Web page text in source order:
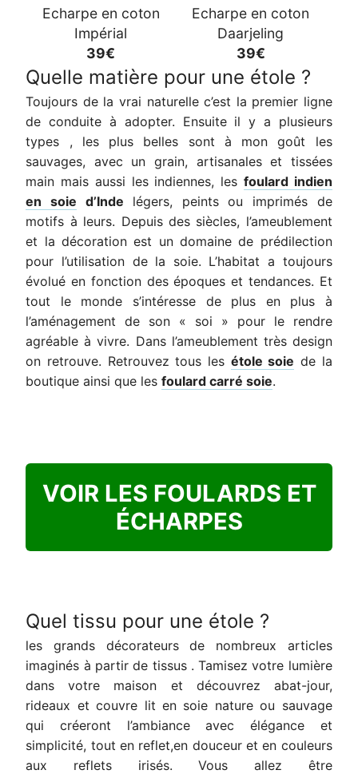
Echarpe en coton
Impérial
39€
Echarpe en coton
Daarjeling
39€
Quelle matière pour une étole ?
Toujours de la vrai naturelle c’est la premier ligne
de conduite à adopter. Ensuite il y a plusieurs
types , les plus belles sont à mon goût les
sauvages, avec un grain, artisanales et tissées
main mais aussi les indiennes, les foulard indien
en soie d’Inde légers, peints ou imprimés de
motifs à leurs. Depuis des siècles, l’ameublement
et la décoration est un domaine de prédilection
pour l’utilisation de la soie. L’habitat a toujours
évolué en fonction des époques et tendances. Et
tout le monde s’intéresse de plus en plus à
l’aménagement de son « soi » pour le rendre
agréable à vivre. Dans l’ameublement très design
on retrouve. Retrouvez tous les étole soie de la
boutique ainsi que lesfoulard carré soie.
VOIR LES FOULARDS ET
ÉCHARPES
Quel tissu pour une étole ?
les grands décorateurs de nombreux articles
imaginés à partir de tissus . Tamisez votre lumière
dans votre maison et découvrez abat-jour,
rideaux et couvre lit en soie nature ou sauvage
qui créeront l’ambiance avec élégance et
simplicité, tout en reflet,en douceur et en couleurs
aux reflets irisés. Vous allez être